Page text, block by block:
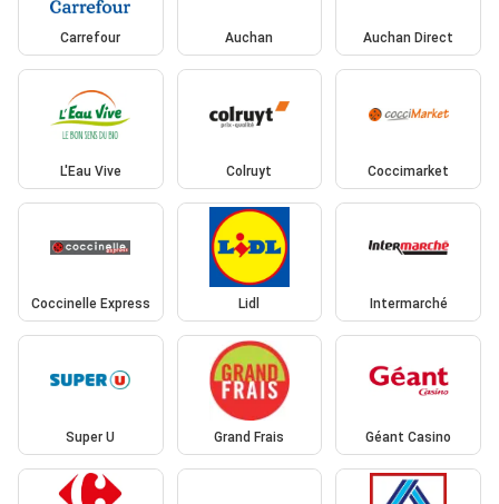
Carrefour Auchan Auchan Direct
L'Eau Vive Colruyt Coccimarket
Coccinelle Express Lidl Intermarché
Super U Grand Frais Géant Casino